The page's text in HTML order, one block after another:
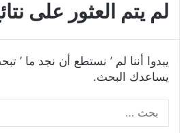
لم يتم العثور على
يبدوا أننا لم ’ نستطع أن نجد ما ’
يساعدك البحث.